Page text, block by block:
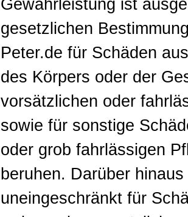
Gewährleistung ist
gesetzlichen
Peter.de für Schäden
des Körpers oder der
vorsätzlichen oder
sowie für sonstige
oder grob fahrlässigen
beruhen. Darüber
uneingeschränkt für